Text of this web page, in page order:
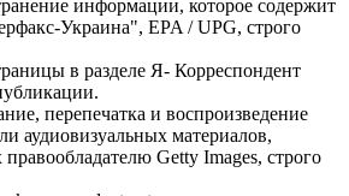
информации, которое содержит
Украина", EPA / UPG, строго
в разделе Я- Корреспондент
перепечатка и воспроизведение
аудиовизуальных материалов,
Getty Images, строго